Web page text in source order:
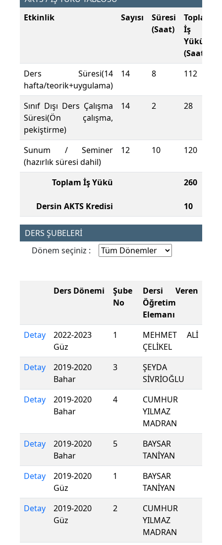
Etkinlik
Sayısı
Süresi
(Saat)
Toplam
İş
Yükü
(Saat)
Ders Süresi(14
hafta/teorik+uygulama)
14 8 112
Sınıf Dışı Ders Çalışma
Süresi(Ön çalışma,
pekiştirme)
14 2 28
Sunum / Seminer
(hazırlık süresi dahil)
12 10 120
Toplam İş Yükü
Dersin AKTS Kredisi
260
10
DERS ŞUBELERİ
Dönem seçiniz :
Ders Dönemi
Şube
No
Dersi Veren
Öğretim
Elemanı
Detay
2022-2023
Güz
1
MEHMET ALİ
ÇELİKEL
Detay
2019-2020
Bahar
3
ŞEYDA
SİVRİOĞLU
Detay
2019-2020
Bahar
4
CUMHUR
YILMAZ
MADRAN
Detay
2019-2020
Bahar
5
BAYSAR
TANİYAN
Detay
2019-2020
Güz
1
BAYSAR
TANİYAN
Detay
2019-2020
Güz
2
CUMHUR
YILMAZ
MADRAN